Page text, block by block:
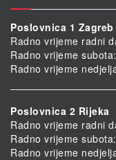
Poslovnica 1 Zagreb
Radno vrijeme radni
Radno vrijeme
Radno vrijeme
Poslovnica 2 Rijeka
Radno vrijeme radni
Radno vrijeme
Radno vrijeme